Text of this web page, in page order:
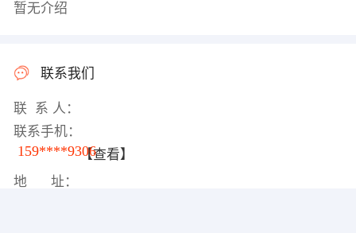
暂无介绍
联系我们
联 系 人：
联系手机：
159****9306【查看】
地 址：